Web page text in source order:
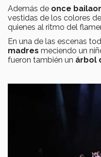
Además de once
vestidas de los colores
quienes al ritmo del
En una de las escenas
madres meciendo un
fueron también un árbol